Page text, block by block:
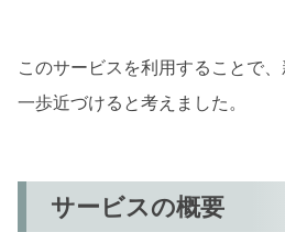
このサービスを利用することで
一歩近づけると考えました。
サービスの概要